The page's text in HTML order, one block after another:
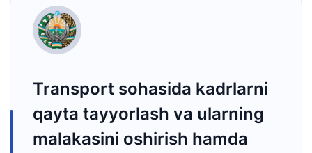
Transport sohasida kadrlarni
qayta tayyorlash va ularning
malakasini oshirish hamda